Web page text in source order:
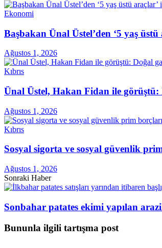
Ekonomi
Başbakan Ünal Üstel’den ‘5 yaş
Ağustos 1, 2026
Kıbrıs
Ünal Üstel, Hakan Fidan ile görüştü:
Ağustos 1, 2026
Kıbrıs
Sosyal sigorta ve sosyal güvenlik
Ağustos 1, 2026
Sonraki Haber
Sonbahar patates ekimi yapılan
Bununla ilgili tartışma post